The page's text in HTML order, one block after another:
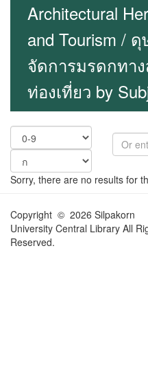
Architectural
and Tourism /
จัดการมรดกทา
ท่องเที่ยว by
Sorry, there are no results for
Copyright © 2026 Silpakorn
University Central Library All
Reserved.